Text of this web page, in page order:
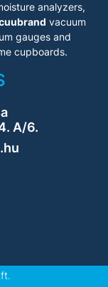
analyzers,
vacuum
gauges and
cupboards.
A/6.